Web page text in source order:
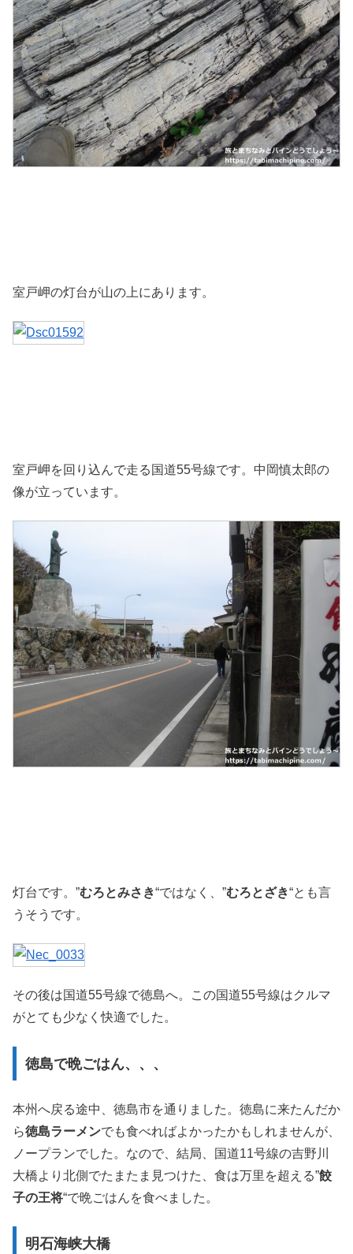
室戸岬の灯台が山の上にあります。
室戸岬を回り込んで走る国道55号線です。中岡慎太郎の
像が立っています。
灯台です。”むろとみさき“ではなく、”むろとざき“とも言
うそうです。
その後は国道55号線で徳島へ。この国道55号線はクルマ
がとても少なく快適でした。
徳島で晩ごはん、、、
本州へ戻る途中、徳島市を通りました。徳島に来たんだか
ら徳島ラーメンでも食べればよかったかもしれませんが、
ノープランでした。なので、結局、国道11号線の吉野川
大橋より北側でたまたま見つけた、食は万里を超える”餃
子の王将“で晩ごはんを食べました。
明石海峡大橋